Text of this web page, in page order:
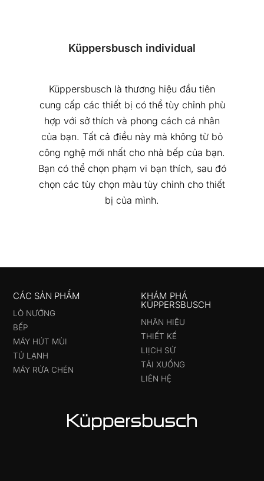
Küppersbusch individual
Küppersbusch là thương hiệu đầu tiên
cung cấp các thiết bị có thể tùy chỉnh phù
hợp với sở thích và phong cách cá nhân
của bạn. Tất cả điều này mà không từ bỏ
công nghệ mới nhất cho nhà bếp của bạn.
Bạn có thể chọn phạm vi bạn thích, sau đó
chọn các tùy chọn màu tùy chỉnh cho thiết
bị của mình.
CÁC SẢN PHẨM
LÒ NƯỚNG
BẾP
MÁY HÚT MÙI
TỦ LẠNH
MÁY RỬA CHÉN
KHÁM PHÁ
KÜPPERSBUSCH
NHÃN HIỆU
THIẾT KẾ
LIỊCH SỬ
TẢI XUỐNG
LIÊN HỆ